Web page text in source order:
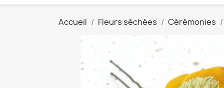
Accueil Fleurs séchées Cérémonies